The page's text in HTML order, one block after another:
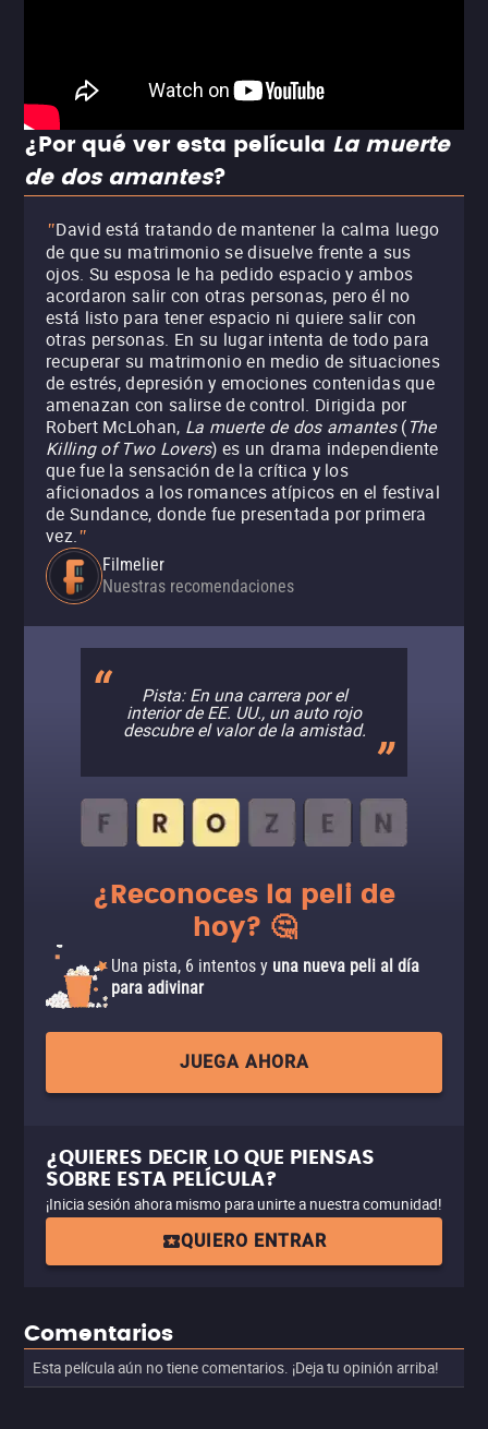
¿Por qué ver esta película La muerte
de dos amantes?
"David está tratando de mantener la calma luego
de que su matrimonio se disuelve frente a sus
ojos. Su esposa le ha pedido espacio y ambos
acordaron salir con otras personas, pero él no
está listo para tener espacio ni quiere salir con
otras personas. En su lugar intenta de todo para
recuperar su matrimonio en medio de situaciones
de estrés, depresión y emociones contenidas que
amenazan con salirse de control. Dirigida por
Robert McLohan, La muerte de dos amantes(The
Killing of Two Lovers) es un drama independiente
que fue la sensación de la crítica y los
aficionados a los romances atípicos en el festival
de Sundance, donde fue presentada por primera
vez."
Filmelier
Nuestras recomendaciones
Pista: En una carrera por el
interior de EE. UU., un auto rojo
descubre el valor de la amistad.
¿Reconoces la peli de
hoy? 🤔
Una pista, 6 intentos y una nueva peli al día
para adivinar
JUEGA AHORA
¿QUIERES DECIR LO QUE PIENSAS
SOBRE ESTA PELÍCULA?
¡Inicia sesión ahora mismo para unirte a nuestra comunidad!
QUIERO ENTRAR
Comentarios
Esta película aún no tiene comentarios. ¡Deja tu opinión arriba!